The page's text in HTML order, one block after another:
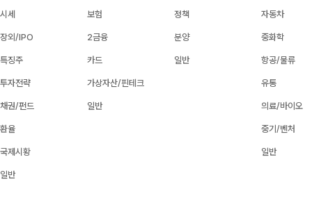
시세
장외/IPO
특징주
투자전략
채권/펀드
환율
국제시황
일반
보험
2금융
카드
가상자산/핀테크
일반
정책
분양
일반
자동차
중화학
항공/물류
유통
의료/바이오
중기/벤처
일반